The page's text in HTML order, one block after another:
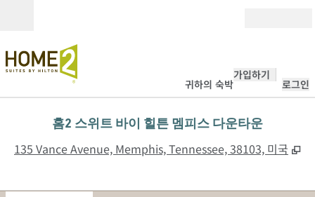
귀하의 숙박
가입하기
로그인
홈2 스위트 바이 힐튼 멤피스 다운타운
135 Vance Avenue, Memphis, Tennessee, 38103, 미국 ,